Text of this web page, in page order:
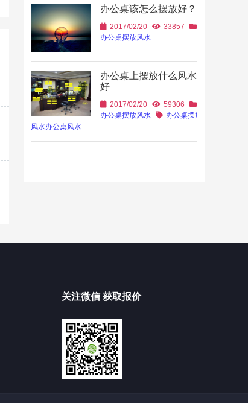
办公桌该怎么摆放好？
2017/02/20
33857
办公桌摆放风水
办公桌上摆放什么风水
好
2017/02/20
59306
办公桌摆放风水
办公桌摆放
风水办公桌风水
关注微信 获取报价